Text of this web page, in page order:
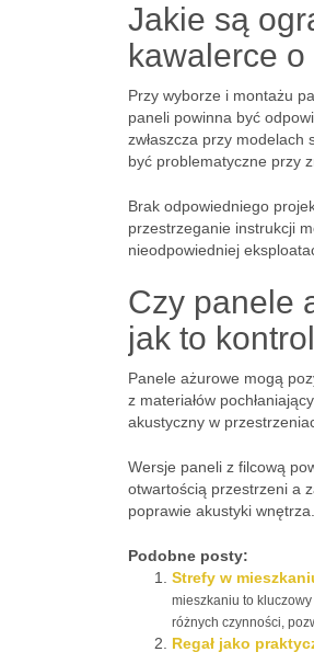
Jakie są
kawalerce
Przy wyborze i montażu
paneli powinna być
zwłaszcza przy
być problematyczne przy
Brak odpowiedniego
przestrzeganie instrukcji
nieodpowiedniej
Czy panele
jak to
Panele ażurowe mogą
z materiałów
akustyczny w
Wersje paneli z filcową
otwartością przestrzeni a
poprawie akustyki wnętrza.
Podobne posty:
Strefy w
mieszkaniu to
różnych czynności,
Regał jako